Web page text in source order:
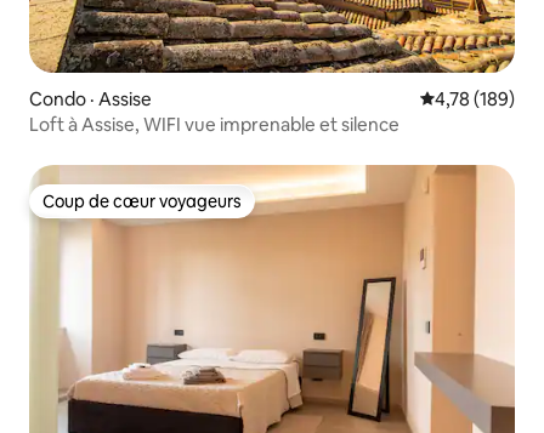
Condo · Assise Note
4,78 (189)
Loft à Assise, WIFI vue imprenable et silence
Coup de cœur voyageurs
Coup de cœur voyageurs